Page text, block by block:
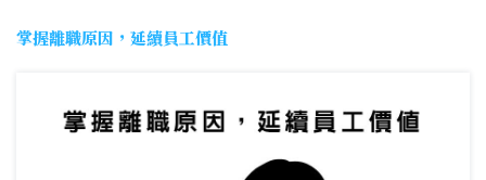
掌握離職原因，延續員工價值